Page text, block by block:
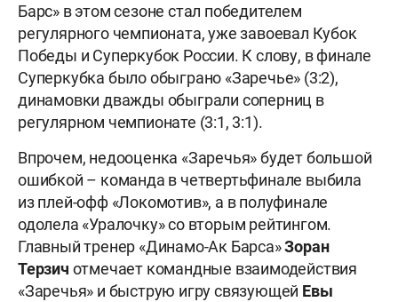
Барс» в этом сезоне стал победителем
регулярного чемпионата, уже завоевал Кубок
Победы и Суперкубок России. К слову, в финале
Суперкубка было обыграно «Заречье» (3:2),
динамовки дважды обыграли соперниц в
регулярном чемпионате (3:1, 3:1).
Впрочем, недооценка «Заречья» будет большой
ошибкой – команда в четвертьфинале выбила
из плей-офф «Локомотив», а в полуфинале
одолела «Уралочку» со вторым рейтингом.
Главный тренер «Динамо-Ак Барса»Зоран
Терзич отмечает командные взаимодействия
«Заречья» и быструю игру связующей Евы